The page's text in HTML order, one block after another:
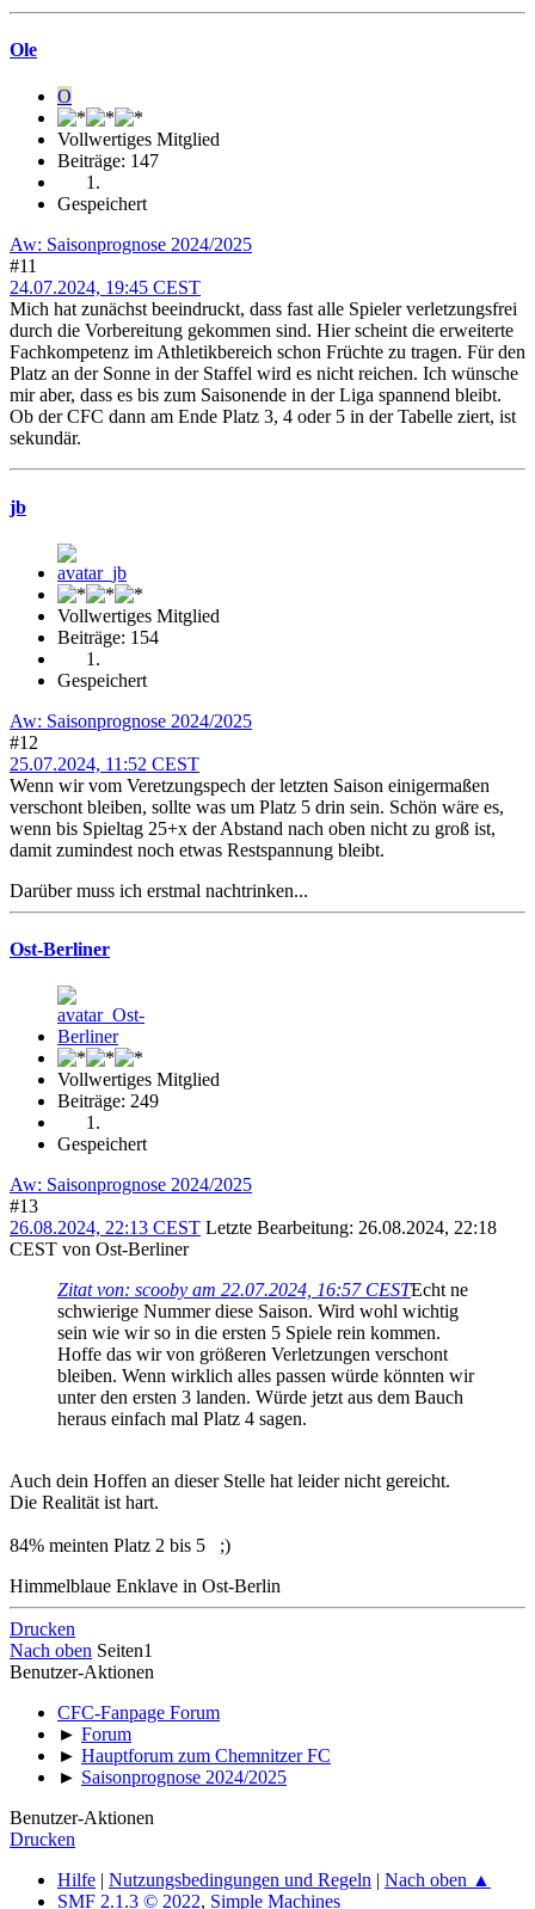
Ole
O
Vollwertiges Mitglied
Beiträge: 147
Gespeichert
Aw: Saisonprognose 2024/2025
#11
24.07.2024, 19:45 CEST
Mich hat zunächst beeindruckt, dass fast alle Spieler verletzungsfrei
durch die Vorbereitung gekommen sind. Hier scheint die erweiterte
Fachkompetenz im Athletikbereich schon Früchte zu tragen. Für den
Platz an der Sonne in der Staffel wird es nicht reichen. Ich wünsche
mir aber, dass es bis zum Saisonende in der Liga spannend bleibt.
Ob der CFC dann am Ende Platz 3, 4 oder 5 in der Tabelle ziert, ist
sekundär.
jb
Vollwertiges Mitglied
Beiträge: 154
Gespeichert
Aw: Saisonprognose 2024/2025
#12
25.07.2024, 11:52 CEST
Wenn wir vom Veretzungspech der letzten Saison einigermaßen
verschont bleiben, sollte was um Platz 5 drin sein. Schön wäre es,
wenn bis Spieltag 25+x der Abstand nach oben nicht zu groß ist,
damit zumindest noch etwas Restspannung bleibt.
Darüber muss ich erstmal nachtrinken...
Ost-Berliner
Vollwertiges Mitglied
Beiträge: 249
Gespeichert
Aw: Saisonprognose 2024/2025
#13
26.08.2024, 22:13 CEST Letzte Bearbeitung: 26.08.2024, 22:18
CEST von Ost-Berliner
Zitat von: scooby am 22.07.2024, 16:57 CESTEcht ne
schwierige Nummer diese Saison. Wird wohl wichtig
sein wie wir so in die ersten 5 Spiele rein kommen.
Hoffe das wir von größeren Verletzungen verschont
bleiben. Wenn wirklich alles passen würde könnten wir
unter den ersten 3 landen. Würde jetzt aus dem Bauch
heraus einfach mal Platz 4 sagen.
Auch dein Hoffen an dieser Stelle hat leider nicht gereicht.
Die Realität ist hart.
84% meinten Platz 2 bis 5 ;)
Himmelblaue Enklave in Ost-Berlin
Drucken
Nach oben Seiten1
Benutzer-Aktionen
CFC-Fanpage Forum
► Forum
► Hauptforum zum Chemnitzer FC
► Saisonprognose 2024/2025
Benutzer-Aktionen
Drucken
Hilfe | Nutzungsbedingungen und Regeln | Nach oben ▲
SMF 2.1.3 © 2022, Simple Machines